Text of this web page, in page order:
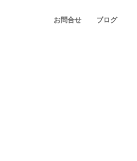
お問合せ ブログ